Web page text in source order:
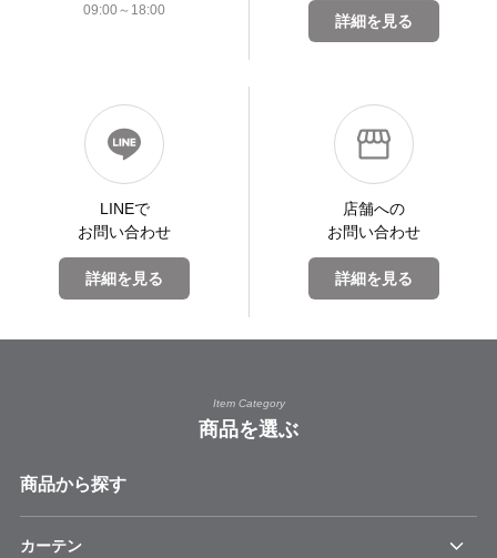
09:00～18:00
詳細を見る
LINEで
お問い合わせ
詳細を見る
店舗への
お問い合わせ
詳細を見る
Item Category
商品を選ぶ
商品から探す
カーテン